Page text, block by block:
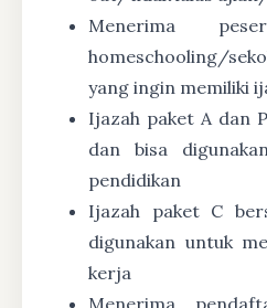
Menerima
homeschooling/
yang ingin memiliki
Ijazah paket A dan
dan bisa
pendidikan
Ijazah paket C
digunakan untuk
kerja
Menerima